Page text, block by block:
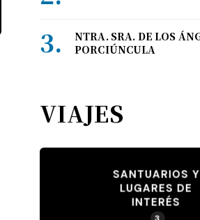
NTRA. SRA. DE LOS
PORCIÚNCULA
VIAJES
SANTUARIOS Y
LUGARES DE
INTERÉS